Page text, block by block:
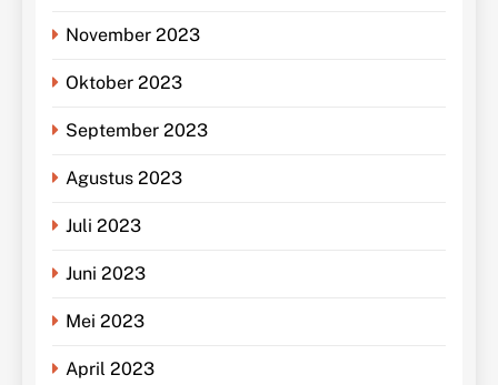
November 2023
Oktober 2023
September 2023
Agustus 2023
Juli 2023
Juni 2023
Mei 2023
April 2023